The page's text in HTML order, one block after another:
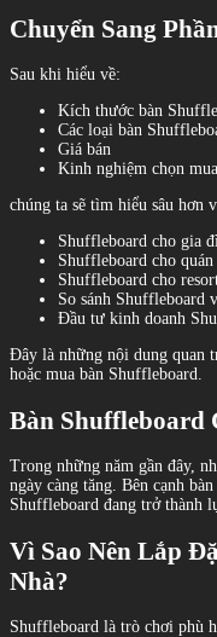
Chuyển Sang
Sau khi hiểu về:
Kích thước bàn
Các loại bàn
Giá bán
Kinh nghiệm chọn mua
chúng ta sẽ tìm hiểu sâu hơn
Shuffleboard cho gia
Shuffleboard cho quán
Shuffleboard cho
So sánh
Đầu tư kinh doanh
Đây là những nội dung quan
hoặc mua bàn Shuffleboard.
Bàn Shuffleboard
Trong những năm gần đây,
ngày càng tăng. Bên cạnh
Shuffleboard đang trở thành
Vì Sao Nên Lắp
Nhà?
Shuffleboard là trò chơi phù